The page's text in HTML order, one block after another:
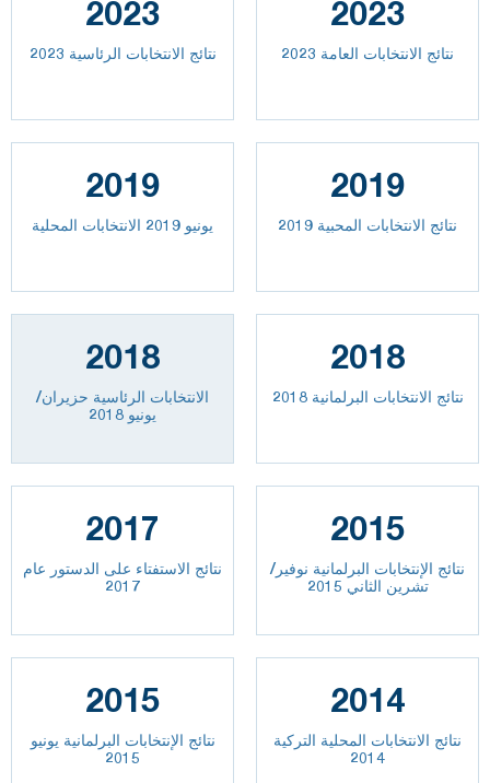
2023
نتائج الانتخابات الرئاسية 2023
2023
2023 نتائج الانتخابات العامة
2019
يونيو 2019 الانتخابات المحلية
2019
نتائج الانتخابات المحبية 2019
2018
الانتخابات الرئاسية حزيران/
يونيو 2018
2018
نتائج الانتخابات البرلمانية 2018
2017
نتائج الاستفتاء على الدستور عام
2017
2015
نتائج الإنتخابات البرلمانية نوفير/
تشرين الثاني 2015
2015
نتائج الإنتخابات البرلمانية يونيو
2015
2014
نتائج الانتخابات المحلية التركية
2014